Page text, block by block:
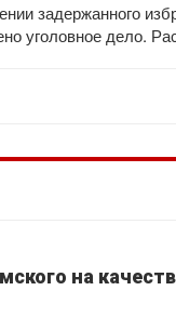
задержанного
уголовное дело.
на